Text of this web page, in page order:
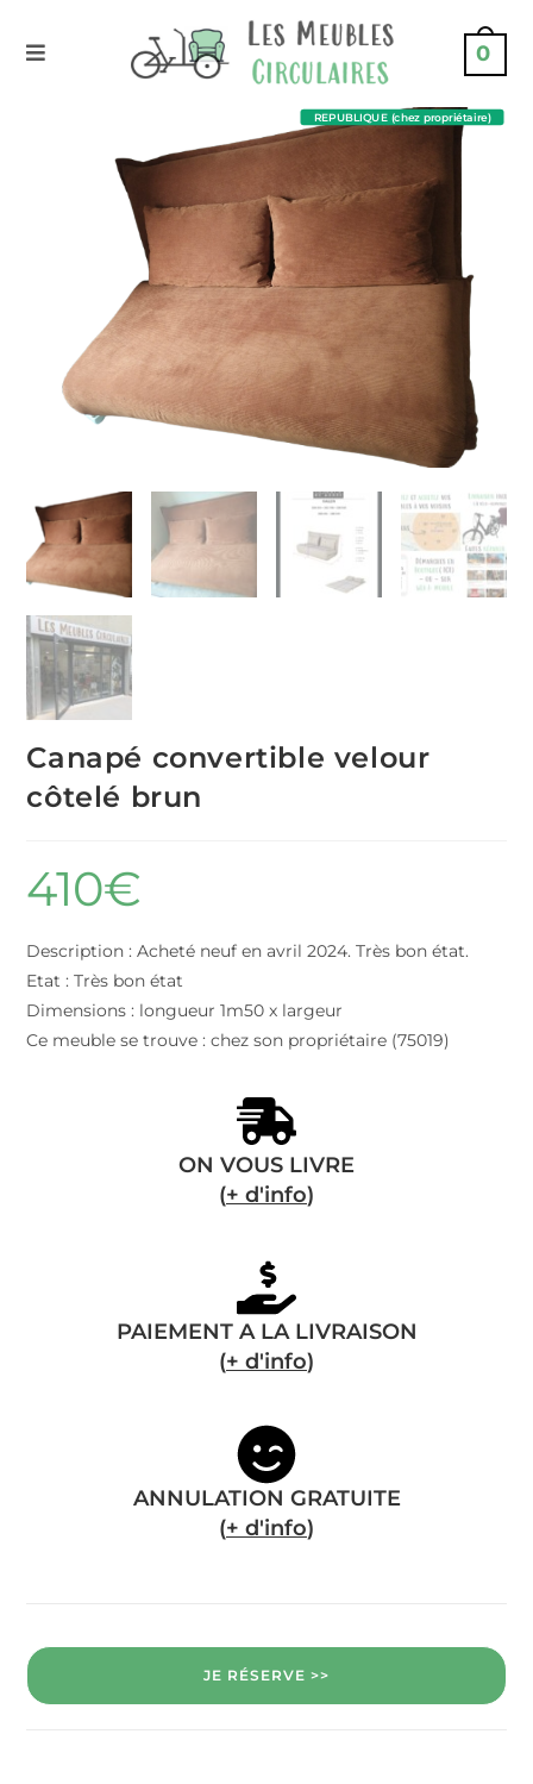
0
REPUBLIQUE (chez propriétaire)
Canapé convertible velour
côtelé brun
410€
Description : Acheté neuf en avril 2024. Très bon état.
Etat : Très bon état
Dimensions : longueur 1m50 x largeur
Ce meuble se trouve : chez son propriétaire (75019)
ON VOUS LIVRE
(+ d'info)
PAIEMENT A LA LIVRAISON
(+ d'info)
ANNULATION GRATUITE
(+ d'info)
JE RÉSERVE >>